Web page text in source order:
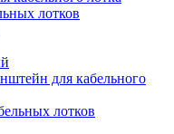
лотков
для кабельного
лотков